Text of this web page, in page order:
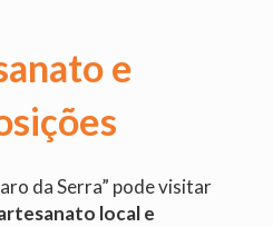
e
da Serra” pode visitar
local e